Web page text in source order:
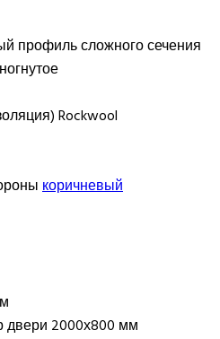
профиль сложного сечения
Rockwool
коричневый
двери 2000х800 мм